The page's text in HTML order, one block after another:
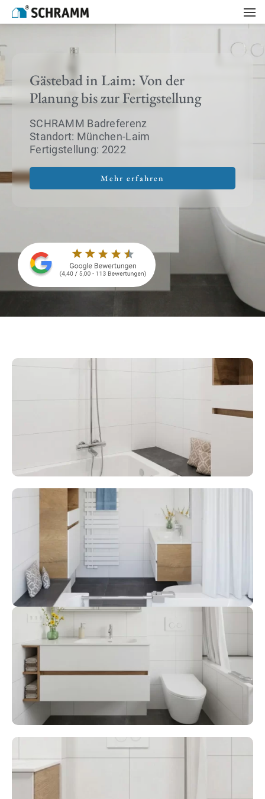
Gästebad in Laim: Von der
Planung bis zur Fertigstellung
SCHRAMM Badreferenz
Standort: München-Laim
Fertigstellung: 2022
Mehr erfahren